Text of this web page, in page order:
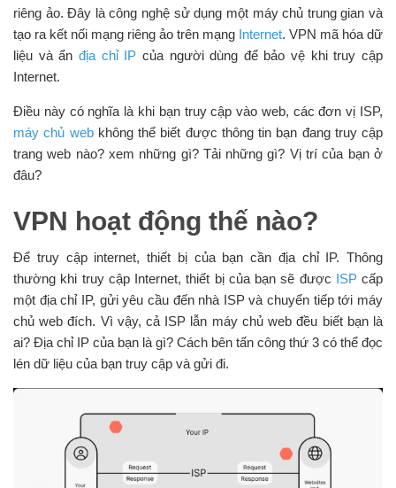
riêng ảo. Đây là công nghệ sử dụng một máy chủ trung gian và
tạo ra kết nối mạng riêng ảo trên mạng Internet. VPN mã hóa dữ
liệu và ẩn địa chỉ IP của người dùng để bảo vệ khi truy cập
Internet.
Điều này có nghĩa là khi bạn truy cập vào web, các đơn vị ISP,
máy chủ webkhông thể biết được thông tin bạn đang truy cập
trang web nào? xem những gì? Tải những gì? Vị trí của bạn ở
đâu?
VPN hoạt động thế nào?
Để truy cập internet, thiết bị của bạn cần địa chỉ IP. Thông
thường khi truy cập Internet, thiết bị của bạn sẽ được ISPcấp
một địa chỉ IP, gửi yêu cầu đến nhà ISP và chuyển tiếp tới máy
chủ web đích. Vì vậy, cả ISP lẫn máy chủ web đều biết bạn là
ai? Địa chỉ IP của bạn là gì? Cách bên tấn công thứ 3 có thể đọc
lén dữ liệu của bạn truy cập và gửi đi.